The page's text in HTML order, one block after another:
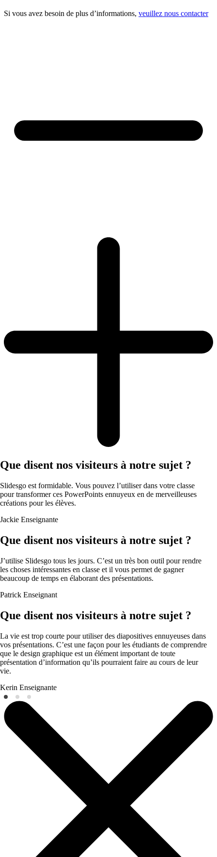
Si vous avez besoin de plus d’informations, veuillez nous contacter
Que disent nos visiteurs à notre sujet ?
Slidesgo est formidable. Vous pouvez l’utiliser dans votre classe
pour transformer ces PowerPoints ennuyeux en de merveilleuses
créations pour les élèves.
Jackie Enseignante
Que disent nos visiteurs à notre sujet ?
J’utilise Slidesgo tous les jours. C’est un très bon outil pour rendre
les choses intéressantes en classe et il vous permet de gagner
beaucoup de temps en élaborant des présentations.
Patrick Enseignant
Que disent nos visiteurs à notre sujet ?
La vie est trop courte pour utiliser des diapositives ennuyeuses dans
vos présentations. C’est une façon pour les étudiants de comprendre
que le design graphique est un élément important de toute
présentation d’information qu’ils pourraient faire au cours de leur
vie.
Kerin Enseignante